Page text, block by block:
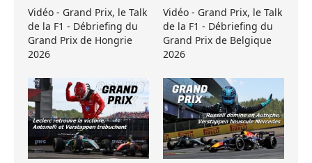
Vidéo - Grand Prix, le Talk
de la F1 - Débriefing du
Grand Prix de Hongrie
2026
Vidéo - Grand Prix, le Talk
de la F1 - Débriefing du
Grand Prix de Belgique
2026